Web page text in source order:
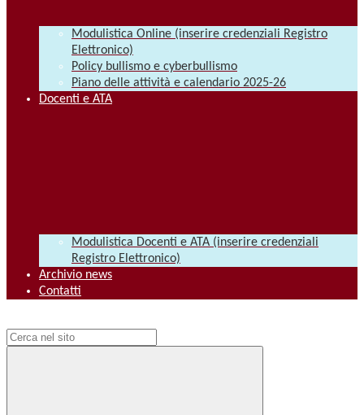
Modulistica Online (inserire credenziali Registro
Elettronico)
Policy bullismo e cyberbullismo
Piano delle attività e calendario 2025-26
Docenti e ATA
Modulistica Docenti e ATA (inserire credenziali
Registro Elettronico)
Archivio news
Contatti